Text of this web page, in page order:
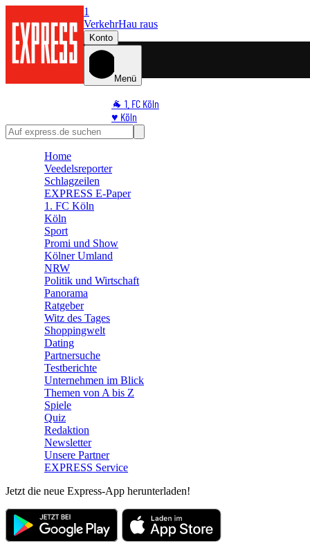
1
VerkehrHau raus
Konto
Menü
🐐 1. FC Köln
♥️ Köln
⭐ Promi
🛒 Shoppingwelt
Home
Veedelsreporter
Schlagzeilen
EXPRESS E-Paper
1. FC Köln
Köln
Sport
Promi und Show
Kölner Umland
NRW
Politik und Wirtschaft
Panorama
Ratgeber
Witz des Tages
Shoppingwelt
Dating
Partnersuche
Testberichte
Unternehmen im Blick
Themen von A bis Z
Spiele
Quiz
Redaktion
Newsletter
Unsere Partner
EXPRESS Service
Jetzt die neue Express-App herunterladen!